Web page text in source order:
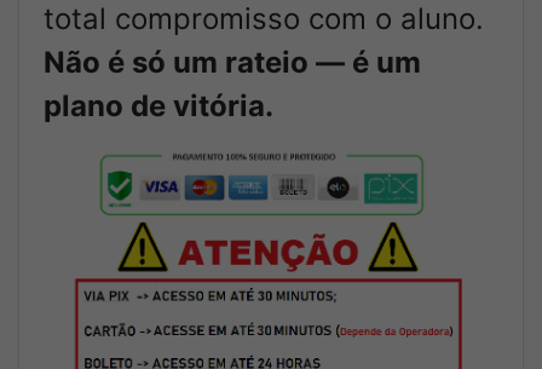
total compromisso com o aluno.
Não é só um rateio — é um
plano de vitória.